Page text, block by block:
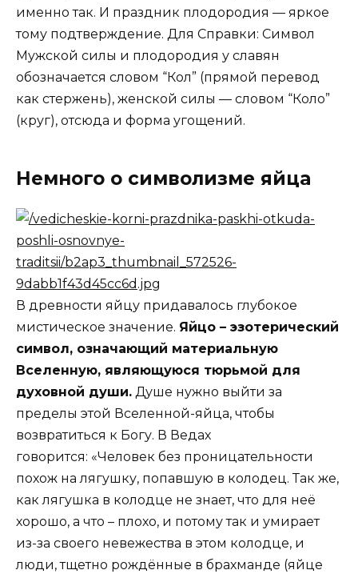
именно так. И праздник плодородия — яркое
тому подтверждение. Для Справки: Символ
Мужской силы и плодородия у славян
обозначается словом “Кол” (прямой перевод
как стержень), женской силы — словом “Коло”
(круг), отсюда и форма угощений.
Немного о символизме яйца
В древности яйцу придавалось глубокое
мистическое значение. Яйцо – эзотерический
символ, означающий материальную
Вселенную, являющуюся тюрьмой для
духовной души. Душе нужно выйти за
пределы этой Вселенной-яйца, чтобы
возвратиться к Богу. В Ведах
говорится: «Человек без проницательности
похож на лягушку, попавшую в колодец. Так же,
как лягушка в колодце не знает, что для неё
хорошо, а что – плохо, и потому так и умирает
из-за своего невежества в этом колодце, и
люди, тщетно рождённые в брахманде (яйце